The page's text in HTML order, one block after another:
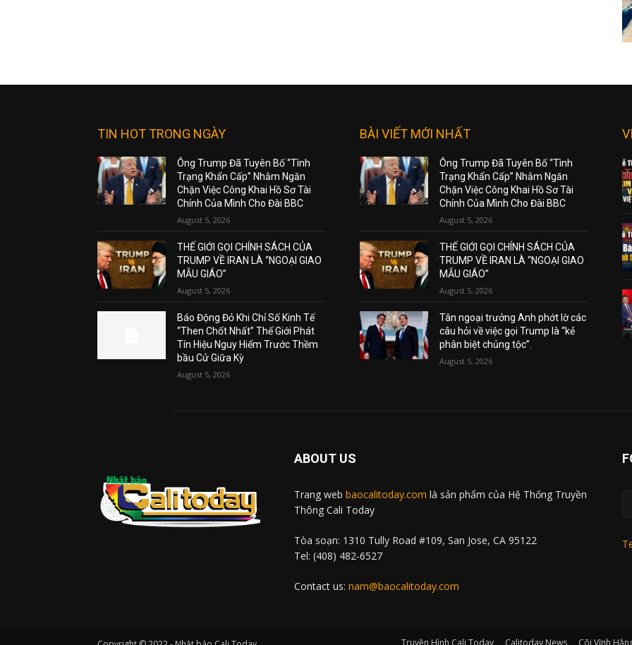
TIN HOT TRONG NGÀY
Ông Trump Đã Tuyên Bố “Tình
Trạng Khẩn Cấp” Nhằm Ngăn
Chặn Việc Công Khai Hồ Sơ Tài
Chính Của Mình Cho Đài BBC
August 5, 2026
THẾ GIỚI GỌI CHÍNH SÁCH CỦA
TRUMP VỀ IRAN LÀ “NGOẠI GIAO
MẪU GIÁO”
August 5, 2026
Báo Động Đỏ Khi Chỉ Số Kinh Tế
“Then Chốt Nhất” Thế Giới Phát
Tín Hiệu Nguy Hiểm Trước Thềm
bầu Cử Giữa Kỳ
August 5, 2026
BÀI VIẾT MỚI NHẤT
Ông Trump Đã Tuyên Bố “Tình
Trạng Khẩn Cấp” Nhằm Ngăn
Chặn Việc Công Khai Hồ Sơ Tài
Chính Của Mình Cho Đài BBC
August 5, 2026
THẾ GIỚI GỌI CHÍNH SÁCH CỦA
TRUMP VỀ IRAN LÀ “NGOẠI GIAO
MẪU GIÁO”
August 5, 2026
Tân ngoại trưởng Anh phớt lờ các
câu hỏi về việc gọi Trump là “kẻ
phân biệt chủng tộc”.
August 5, 2026
ABOUT US
Trang web baocalitoday.com là sản phẩm của Hệ Thống Truyền
Thông Cali Today
Tòa soạn: 1310 Tully Road #109, San Jose, CA 95122
Tel: (408) 482-6527
Contact us: nam@baocalitoday.com
Truyền Hình Cali Today Calitoday News Cõi Vĩnh